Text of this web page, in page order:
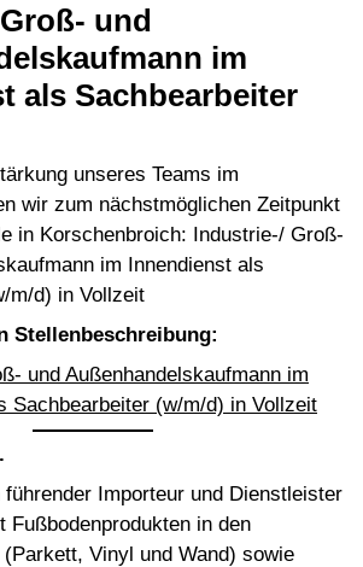
und
im
als Sachbearbeiter
unseres Teams im
wir zum nächstmöglichen Zeitpunkt
in Korschenbroich: Industrie-/ Groß-
im Innendienst als
m/d) in Vollzeit
Stellenbeschreibung:
und Außenhandelskaufmann im
Sachbearbeiter (w/m/d) in Vollzeit
Importeur und Dienstleister
Fußbodenprodukten in den
Vinyl und Wand) sowie